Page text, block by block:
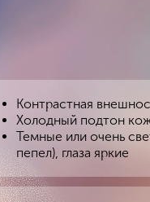
Контрастная
Холодный подтон
Темные или очень
пепел), глаза яркие